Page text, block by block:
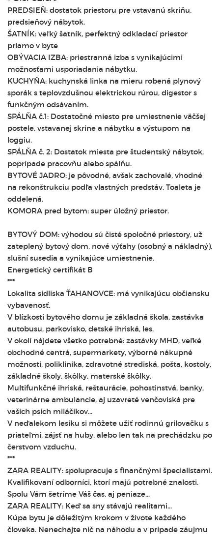
PREDSIEŇ: dostatok priestoru pre vstavanú skriňu,
predsieňový nábytok.
ŠATNÍK: veľký šatník, perfektný odkladací priestor
priamo v byte
OBÝVACIA IZBA: priestranná izba s vynikajúcimi
možnosťami usporiadania nábytku.
KUCHYŇA: kuchynská linka na mieru robená plynový
sporák s teplovzdušnou elektrickou rúrou, digestor s
funkčným odsávaním.
SPÁLŇA č.1: Dostatočné miesto pre umiestnenie väčšej
postele, vstavanej skrine a nábytku a výstupom na
loggiu.
SPÁLŇA č. 2: Dostatok miesta pre študentský nábytok,
poprípade pracovňu alebo spálňu.
BYTOVÉ JADRO: je pôvodné, avšak zachovalé, vhodné
na rekonštrukciu podľa vlastných predstáv. Toaleta je
oddelená.
KOMORA pred bytom: super úložný priestor.
BYTOVÝ DOM: výhodou sú čisté spoločné priestory, už
zateplený bytový dom, nové výťahy (osobný a nákladný),
slušní susedia a vynikajúce umiestnenie.
Energetický certifikát B
***
Lokalita sídliska ŤAHANOVCE: má vynikajúcu občiansku
vybavenosť.
V blízkosti bytového domu je základná škola, zastávka
autobusu, parkovisko, detské ihriská, les.
V okolí nájdete všetko potrebné: zastávky MHD, veľké
obchodné centrá, supermarkety, výborné nákupné
možnosti, poliklinika, zdravotné strediská, pošta, kostoly,
základné školy, škôlky, materské škôlky.
Multifunkčné ihriská, reštaurácie, pohostinstvá, banky,
veterinárne ambulancie, aj uzavreté venčoviská pre
vašich psích miláčikov...
V neďalekom lesíku si môžete užiť rodinnú grilovačku s
priateľmi, zájsť na huby, alebo len tak na prechádzku po
čerstvom vzduchu.
***
ZARA REALITY: spolupracuje s finančnými špecialistami.
Kvalifikovaní odborníci, ktorí majú potrebné znalosti.
Spolu Vám šetríme Váš čas, aj peniaze...
ZARA REALITY: Keď sa sny stávajú realitami...
Kúpa bytu je dôležitým krokom v živote každého
človeka. Nenechajte nič na náhodu a v prípade záujmu